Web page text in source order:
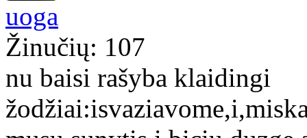
uoga
Žinučių: 107
nu baisi rašyba klaidingi